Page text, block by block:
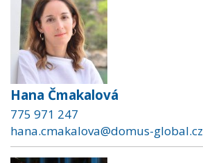
Hana Čmakalová
775 971 247
hana.cmakalova@domus-global.cz